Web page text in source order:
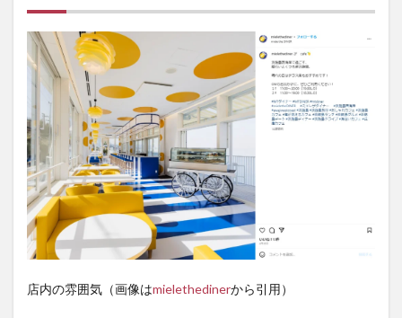
3
淡
路島
「miele
the
DINER
cafe」
店舗情
報
店内の雰囲気（画像はmielethedinerから引用）